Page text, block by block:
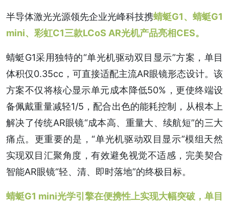
半导体激光光源领先企业光峰科技携蜻蜓G1、蜻蜓G1
mini、彩虹C1三款LCoS AR光机产品亮相CES。
蜻蜓G1采用独特的“单光机驱动双目显示”方案，单目
体积仅0.35cc，可直接适配主流AR眼镜形态设计。该
方案不仅将核心显示单元成本降低50%，更使终端设
备佩戴重量减轻1/5，配合出色的能耗控制，从根本上
解决了传统AR眼镜“成本高、重量大、续航短”的三大
痛点。更重要的是，“单光机驱动双目显示”模组天然
实现双目汇聚角度，有效避免视觉不适感，完美契合
智能AR眼镜“轻、清、即时落地”的终极目标。
蜻蜓G1 mini光学引擎在便携性上实现大幅突破，单目